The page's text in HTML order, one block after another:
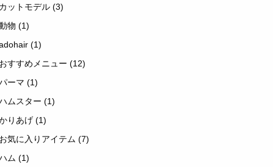
カットモデル (3)
物 (1)
(1)
おすすめメニュー (12)
ーマ (1)
ムスター (1)
りあげ (1)
お気に入りアイテム (7)
ム (1)